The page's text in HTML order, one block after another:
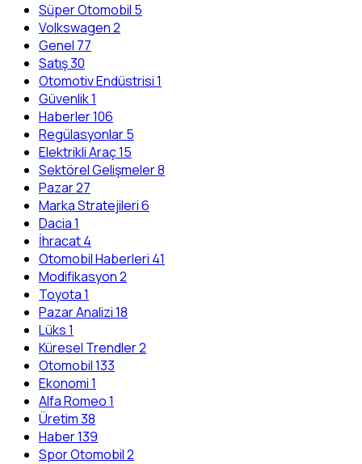
Süper Otomobil 5
Volkswagen2
Genel 77
Satış30
Otomotiv Endüstrisi1
Güvenlik1
Haberler106
Regülasyonlar5
Elektrikli Araç15
Sektörel Gelişmeler8
Pazar27
Marka Stratejileri6
Dacia1
İhracat4
Otomobil Haberleri 41
Modifikasyon2
Toyota1
Pazar Analizi18
Lüks1
Küresel Trendler2
Otomobil133
Ekonomi1
Alfa Romeo1
Üretim38
Haber139
Spor Otomobil2